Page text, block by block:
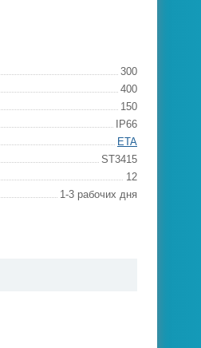
300
400
150
IP66
ETA
ST3415
12
1-3 рабочих дня